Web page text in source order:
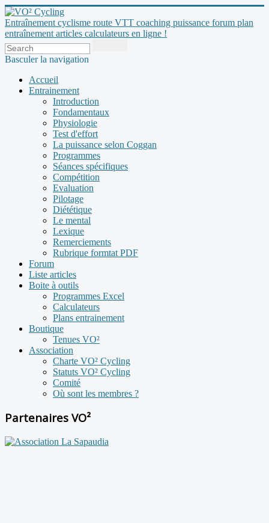
Entraînement cyclisme route VTT coaching puissance forum plan
entraînement articles calculateurs en ligne !
Basculer la navigation
Accueil
Entrainement
Introduction
Fondamentaux
Physiologie
Test d'effort
La puissance selon Coggan
Programmes
Séances spécifiques
Compétition
Evaluation
Pilotage
Diététique
Le mental
Lexique
Remerciements
Rubrique formtat PDF
Forum
Liste articles
Boite à outils
Programmes Excel
Calculateurs
Plans entrainement
Boutique
Tenues VO²
Association
Charte VO² Cycling
Statuts VO² Cycling
Comité
Où sont les membres ?
Partenaires VO²